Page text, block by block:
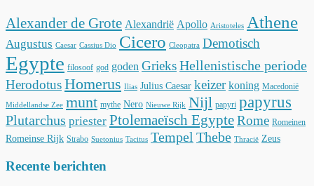
Alexander de Grote Alexandrië Apollo Aristoteles Athene
Augustus Caesar Cassius Dio Cicero Cleopatra Demotisch
Egypte filosoof god goden GrieksHellenistische periode
HerodotusHomerus Ilias Julius Caesar keizer koning Macedonië
Middellandse Zee munt mythe Nero Nieuwe Rijk Nijl papyri papyrus
Plutarchus priester Ptolemaeïsch EgypteRome Romeinen
Romeinse Rijk Strabo Suetonius Tacitus Tempel Thebe Thracië Zeus
Recente berichten